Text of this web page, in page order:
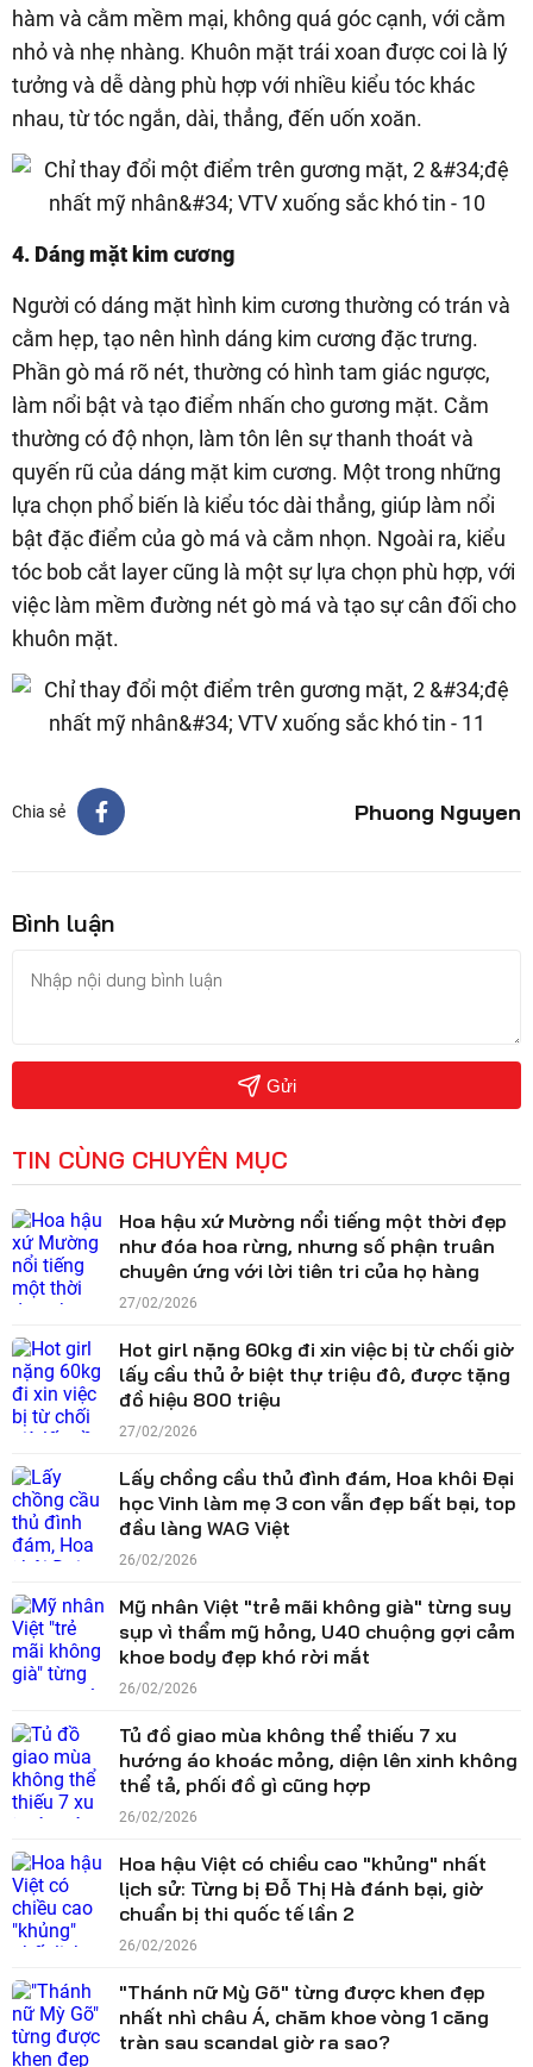
hàm và cằm mềm mại, không quá góc cạnh, với cằm
nhỏ và nhẹ nhàng. Khuôn mặt trái xoan được coi là lý
tưởng và dễ dàng phù hợp với nhiều kiểu tóc khác
nhau, từ tóc ngắn, dài, thẳng, đến uốn xoăn.
4. Dáng mặt kim cương
Người có dáng mặt hình kim cương thường có trán và
cằm hẹp, tạo nên hình dáng kim cương đặc trưng.
Phần gò má rõ nét, thường có hình tam giác ngược,
làm nổi bật và tạo điểm nhấn cho gương mặt. Cằm
thường có độ nhọn, làm tôn lên sự thanh thoát và
quyến rũ của dáng mặt kim cương. Một trong những
lựa chọn phổ biến là kiểu tóc dài thẳng, giúp làm nổi
bật đặc điểm của gò má và cằm nhọn. Ngoài ra, kiểu
tóc bob cắt layer cũng là một sự lựa chọn phù hợp, với
việc làm mềm đường nét gò má và tạo sự cân đối cho
khuôn mặt.
Chia sẻ Phuong Nguyen
Bình luận
Gửi
TIN CÙNG CHUYÊN MỤC
Hoa hậu xứ Mường nổi tiếng một thời đẹp
như đóa hoa rừng, nhưng số phận truân
chuyên ứng với lời tiên tri của họ hàng
27/02/2026
Hot girl nặng 60kg đi xin việc bị từ chối giờ
lấy cầu thủ ở biệt thự triệu đô, được tặng
đồ hiệu 800 triệu
27/02/2026
Lấy chồng cầu thủ đình đám, Hoa khôi Đại
học Vinh làm mẹ 3 con vẫn đẹp bất bại, top
đầu làng WAG Việt
26/02/2026
Mỹ nhân Việt "trẻ mãi không già" từng suy
sụp vì thẩm mỹ hỏng, U40 chuộng gợi cảm
khoe body đẹp khó rời mắt
26/02/2026
Tủ đồ giao mùa không thể thiếu 7 xu
hướng áo khoác mỏng, diện lên xinh không
thể tả, phối đồ gì cũng hợp
26/02/2026
Hoa hậu Việt có chiều cao "khủng" nhất
lịch sử: Từng bị Đỗ Thị Hà đánh bại, giờ
chuẩn bị thi quốc tế lần 2
26/02/2026
"Thánh nữ Mỳ Gõ" từng được khen đẹp
nhất nhì châu Á, chăm khoe vòng 1 căng
tràn sau scandal giờ ra sao?